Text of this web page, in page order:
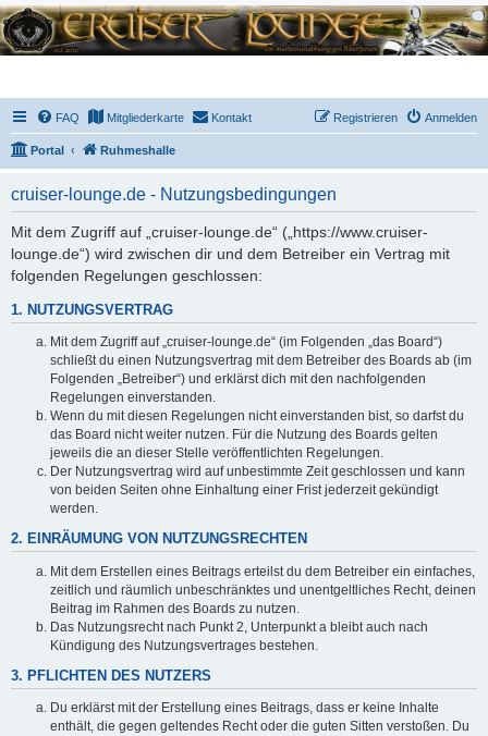
FAQ Mitgliederkarte Kontakt Anmelden
Registrieren
Portal Ruhmeshalle
cruiser-lounge.de - Nutzungsbedingungen
Mit dem Zugriff auf „cruiser-lounge.de“ („https://www.cruiser-
lounge.de“) wird zwischen dir und dem Betreiber ein Vertrag mit
folgenden Regelungen geschlossen:
1. NUTZUNGSVERTRAG
Mit dem Zugriff auf „cruiser-lounge.de“ (im Folgenden „das Board“)
schließt du einen Nutzungsvertrag mit dem Betreiber des Boards ab (im
Folgenden „Betreiber“) und erklärst dich mit den nachfolgenden
Regelungen einverstanden.
Wenn du mit diesen Regelungen nicht einverstanden bist, so darfst du
das Board nicht weiter nutzen. Für die Nutzung des Boards gelten
jeweils die an dieser Stelle veröffentlichten Regelungen.
Der Nutzungsvertrag wird auf unbestimmte Zeit geschlossen und kann
von beiden Seiten ohne Einhaltung einer Frist jederzeit gekündigt
werden.
2. EINRÄUMUNG VON NUTZUNGSRECHTEN
Mit dem Erstellen eines Beitrags erteilst du dem Betreiber ein einfaches,
zeitlich und räumlich unbeschränktes und unentgeltliches Recht, deinen
Beitrag im Rahmen des Boards zu nutzen.
Das Nutzungsrecht nach Punkt 2, Unterpunkt a bleibt auch nach
Kündigung des Nutzungsvertrages bestehen.
3. PFLICHTEN DES NUTZERS
Du erklärst mit der Erstellung eines Beitrags, dass er keine Inhalte
enthält, die gegen geltendes Recht oder die guten Sitten verstoßen. Du